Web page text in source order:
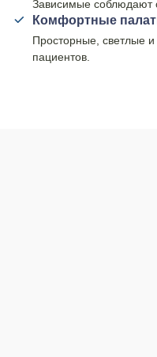
Зависимые соблюдают
Комфортные
Просторные, светлые
пациентов.